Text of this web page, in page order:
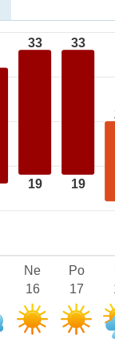
33
19
33
19
Ne
16
Po
17